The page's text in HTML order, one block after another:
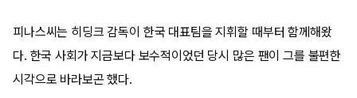
피나스씨는 히딩크 감독이 한국 대표팀을 지휘할 때부터 함께해왔
다. 한국 사회가 지금보다 보수적이었던 당시 많은 팬이 그를 불편한
시각으로 바라보곤 했다.